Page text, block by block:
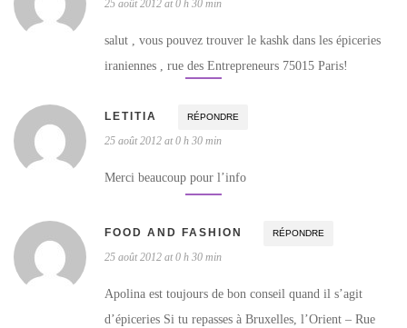
25 août 2012 at 0 h 30 min
salut , vous pouvez trouver le kashk dans les épiceries
iraniennes , rue des Entrepreneurs 75015 Paris!
LETITIA RÉPONDRE
25 août 2012 at 0 h 30 min
Merci beaucoup pour l’info
FOOD AND FASHION RÉPONDRE
25 août 2012 at 0 h 30 min
Apolina est toujours de bon conseil quand il s’agit
d’épiceries Si tu repasses à Bruxelles, l’Orient – Rue